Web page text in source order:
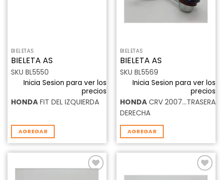
BIELETAS
BIELETA AS
SKU BL5550
Inicia Sesion para ver los
precios
HONDAFIT DEL IZQUIERDA
AGREGAR
BIELETAS
BIELETA AS
SKU BL5569
Inicia Sesion para ver los
precios
HONDACRV 2007…TRASERA
DERECHA
AGREGAR